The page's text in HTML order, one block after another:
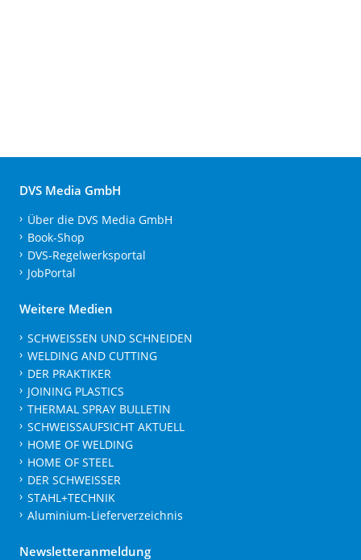
DVS Media GmbH
Über die DVS Media GmbH
Book-Shop
DVS-Regelwerksportal
JobPortal
Weitere Medien
SCHWEISSEN UND SCHNEIDEN
WELDING AND CUTTING
DER PRAKTIKER
JOINING PLASTICS
THERMAL SPRAY BULLETIN
SCHWEISSAUFSICHT AKTUELL
HOME OF WELDING
HOME OF STEEL
DER SCHWEISSER
STAHL+TECHNIK
Aluminium-Lieferverzeichnis
Newsletteranmeldung